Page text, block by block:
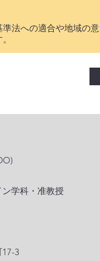
法への適合や地域の意
学科・准教授
3